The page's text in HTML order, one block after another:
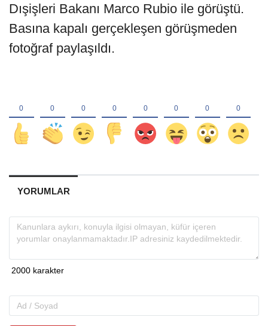
Dışişleri Bakanı Marco Rubio ile görüştü.
Basına kapalı gerçekleşen görüşmeden
fotoğraf paylaşıldı.
YORUMLAR